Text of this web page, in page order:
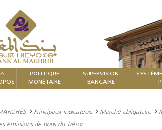
A
POLITIQUE
MONÉTAIRE
SUPERVISION
BANCAIRE
Principaux indicateurs Marché obligataire
émissions de bons du Trésor